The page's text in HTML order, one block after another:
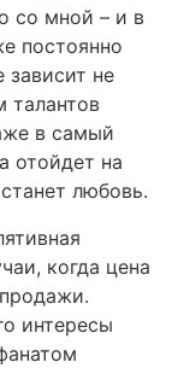
со мной – и в
постоянно
зависит не
талантов
в самый
отойдет на
любовь.
когда цена
интересы